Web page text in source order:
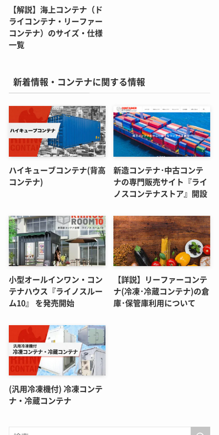
【解説】海上コンテナ（ド
ライコンテナ・リーファー
コンテナ）のサイズ・仕様
一覧
新着情報・コンテナに関する情報
ハイキューブコンテナ(背高
コンテナ)
新造コンテナ･中古コンテ
ナの専門販売サイト『ライ
ノスコンテナストア』開設
小型オールインワン・コン
テナハウス『ライノスルー
ム10』 を発売開始
【詳説】リーファーコンテ
ナ(冷凍･冷蔵コンテナ)の倉
庫･保管庫利用について
(汎用冷凍機付) 冷凍コンテ
ナ・冷蔵コンテナ